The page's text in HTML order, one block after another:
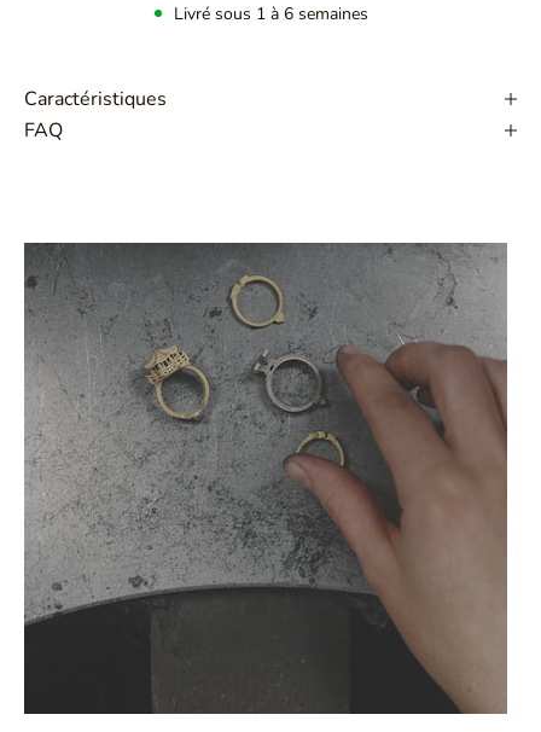
Livré sous 1 à 6 semaines
Caractéristiques
FAQ